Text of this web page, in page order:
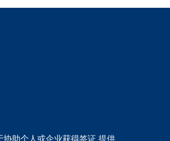
助个人或企业获得签证,提供